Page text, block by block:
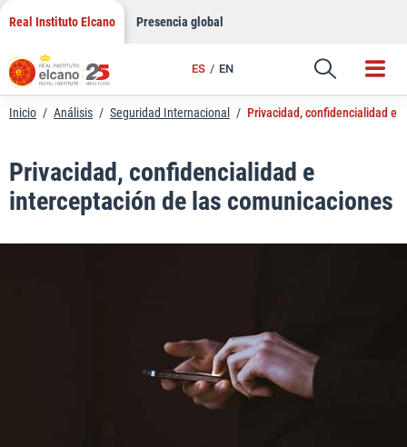
Saltar
contenido
Real Instituto Elcano Presencia global
ES EN
Enlace
Inicio / Análisis / Seguridad Internacional / Privacidad, confidencialidad e
Privacidad, confidencialidad e
interceptación de las comunicaciones